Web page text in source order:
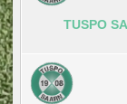
TUSPO